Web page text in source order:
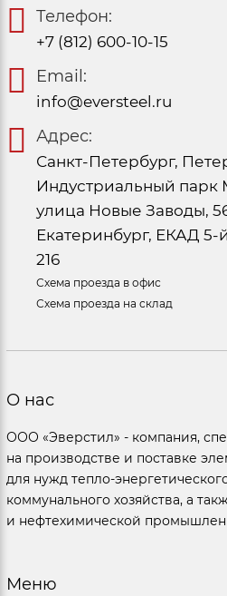
Телефон:
+7 (812) 600-10-15
Email:
info@eversteel.ru
Адрес:
Санкт-Петербург,
Индустриальный парк
улица Новые Заводы,
Екатеринбург, ЕКАД 5-
216
Схема проезда в офис
Схема проезда на склад
О нас
ООО «Эверстил» - компания,
на производстве и поставке
для нужд тепло-
коммунального хозяйства, а
и нефтехимической
Меню